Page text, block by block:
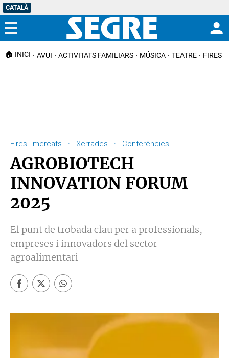
CATALÀ
Menú
🏠 INICI AVUI ACTIVITATS FAMILIARS MÚSICA TEATRE FIRES I
Fires i mercats · Xerrades · Conferències
AGROBIOTECH
INNOVATION FORUM
2025
El punt de trobada clau per a professionals,
empreses i innovadors del sector
agroalimentari